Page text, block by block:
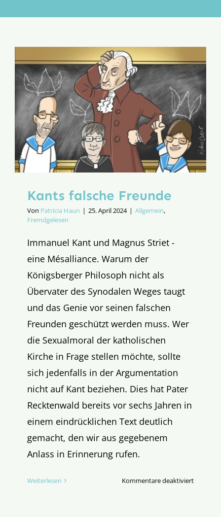
Aktion
Kants falsche Freunde
Von Patricia Haun | 25. April 2024 | Allgemein,
Fremdgelesen
Immanuel Kant und Magnus Striet -
eine Mésalliance. Warum der
Königsberger Philosoph nicht als
Übervater des Synodalen Weges taugt
und das Genie vor seinen falschen
Freunden geschützt werden muss. Wer
die Sexualmoral der katholischen
Kirche in Frage stellen möchte, sollte
sich jedenfalls in der Argumentation
nicht auf Kant beziehen. Dies hat Pater
Recktenwald bereits vor sechs Jahren in
einem eindrücklichen Text deutlich
gemacht, den wir aus gegebenem
Anlass in Erinnerung rufen.
Weiterlesen Kommentare deaktiviertfür